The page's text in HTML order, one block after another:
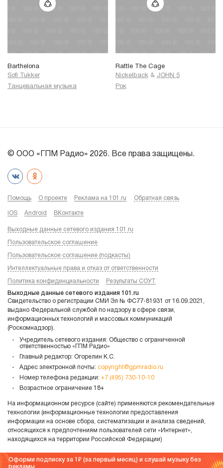
Barthelona
Sofi Tukker
Танцевальная музыка
Rattle The Cage
Nickelback & JOHN 5
Рок
© ООО «ГПМ Радио» 2026. Все права защищены.
Помощь О проекте Реклама на 101.ru Обратная связь
iOS Android ВКонтакте
Выходные данные сетевого издания 101.ru
Пользовательское соглашение
Пользовательское соглашение (подкасты)
Интеллектуальные права и отказ от ответственности
Политика конфиденциальности Результаты СОУТ
Выходные данные сетевого издания 101.ru
Свидетельство о регистрации СМИ Эл № ФС77-81931 от 16.09.2021,
выдано Федеральной службой по надзору в сфере связи,
информационных технологий и массовых коммуникаций
(Роскомнадзор).
Учредитель сетевого издания: Общество с ограниченной
ответственностью «ГПМ Радио»
Главный редактор: Огорелин К.С.
Адрес электронной почты: copyright@gpmradio.ru
Номер телефона редакции: +7 (495) 730-10-10
Возрастное ограничение 18+
На информационном ресурсе (сайте) применяются рекомендательные
технологии (информационные технологии предоставления
информации на основе сбора, систематизации и анализа сведений,
относящихся к предпочтениям пользователей сети «Интернет»,
находящихся на территории Российской Федерации)
Оформи подписку за 1
(за первый месяц) и слушай музыку без
рекламы